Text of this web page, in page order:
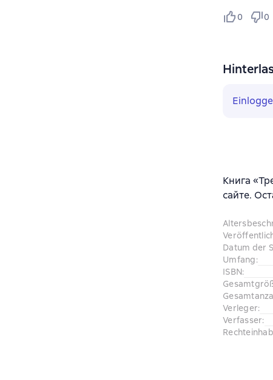
0 0
Книга
сайте.
Datum der
Umfang:
ISBN:
Verleger:
Verfasser: